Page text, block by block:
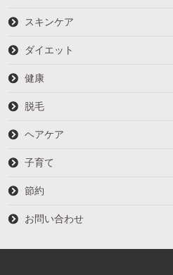
スキンケア
ダイエット
健康
脱毛
ヘアケア
子育て
節約
お問い合わせ